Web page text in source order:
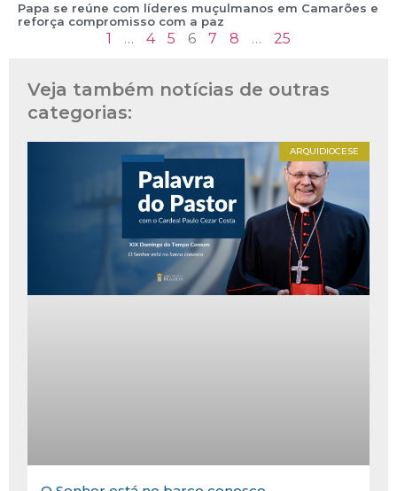
Papa se reúne com líderes muçulmanos em Camarões e
reforça compromisso com a paz
1 … 4 5 6 7 8 … 25
Veja também notícias de outras
categorias:
ARQUIDIOCESE